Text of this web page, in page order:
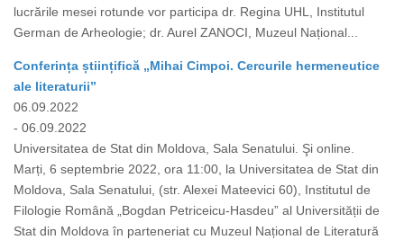
lucrările mesei rotunde vor participa dr. Regina UHL, Institutul
German de Arheologie; dr. Aurel ZANOCI, Muzeul Național...
Conferința științifică „Mihai Cimpoi. Cercurile hermeneutice
ale literaturii”
06.09.2022
- 06.09.2022
Universitatea de Stat din Moldova, Sala Senatului. Şi online.
Marți, 6 septembrie 2022, ora 11:00, la Universitatea de Stat din
Moldova, Sala Senatului, (str. Alexei Mateevici 60), Institutul de
Filologie Română „Bogdan Petriceicu-Hasdeu” al Universității de
Stat din Moldova în parteneriat cu Muzeul Național de Literatură